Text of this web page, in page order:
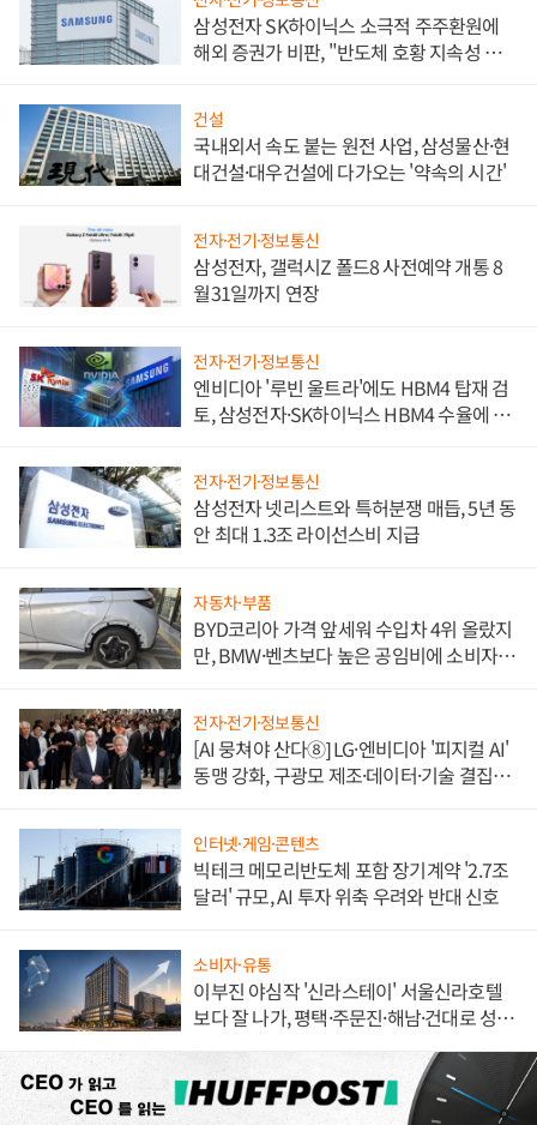
삼성전자 SK하이닉스 소극적 주주환원에
해외 증권가 비판, "반도체 호황 지속성 의
건설
국내외서 속도 붙는 원전 사업, 삼성물산·현
대건설·대우건설에 다가오는 '약속의 시간'
전자·전기·정보통신
삼성전자, 갤럭시Z 폴드8 사전예약 개통 8
월31일까지 연장
전자·전기·정보통신
엔비디아 '루빈 울트라'에도 HBM4 탑재 검
토, 삼성전자·SK하이닉스 HBM4 수율에 주
전자·전기·정보통신
삼성전자 넷리스트와 특허분쟁 매듭, 5년 동
안 최대 1.3조 라이선스비 지급
자동차·부품
BYD코리아 가격 앞세워 수입차 4위 올랐지
만, BMW·벤츠보다 높은 공임비에 소비자
전자·전기·정보통신
[AI 뭉쳐야 산다⑧] LG·엔비디아 '피지컬 AI'
동맹 강화, 구광모 제조·데이터·기술 결집
인터넷·게임·콘텐츠
빅테크 메모리반도체 포함 장기계약 '2.7조
달러' 규모, AI 투자 위축 우려와 반대 신호
소비자·유통
이부진 야심작 '신라스테이' 서울신라호텔
보다 잘 나가, 평택·주문진·해남·건대로 성